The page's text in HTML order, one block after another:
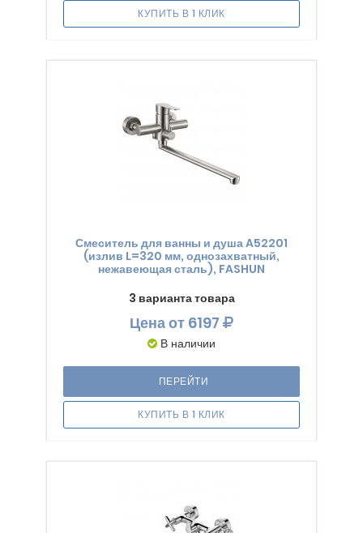
КУПИТЬ В 1 КЛИК
Смеситель для ванны и душа A52201
(излив L=320 мм, однозахватный,
нежавеющая сталь), FASHUN
3 варианта товара
Ценаот 6197
В наличии
ПЕРЕЙТИ
КУПИТЬ В 1 КЛИК